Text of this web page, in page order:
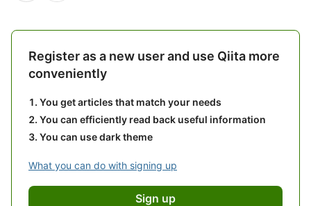
Register as a new user and use Qiita more
conveniently
You get articles that match your needs
You can efficiently read back useful information
You can use dark theme
What you can do with signing up
Sign up